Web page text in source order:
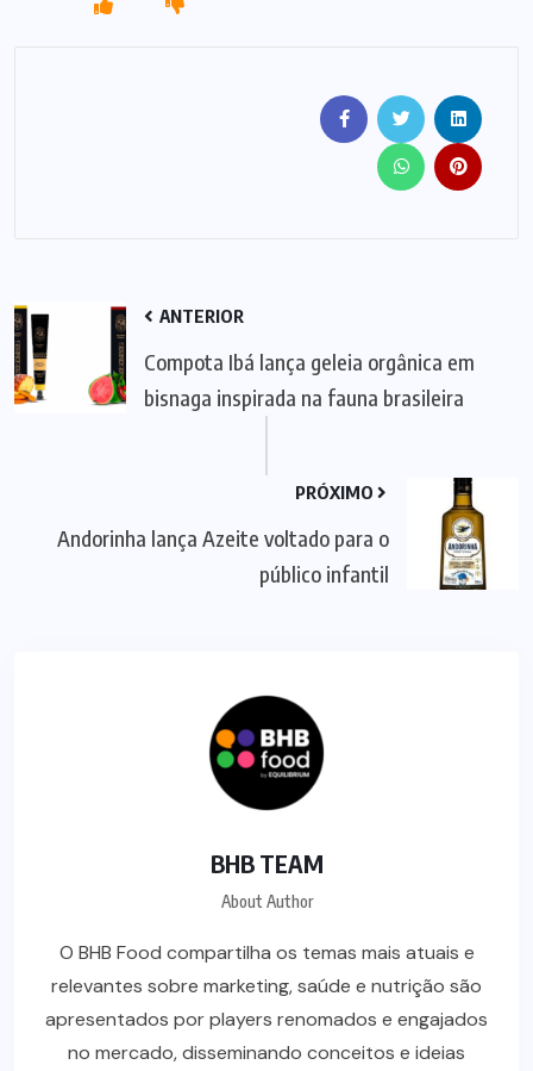
ANTERIOR
Compota Ibá lança geleia orgânica em
bisnaga inspirada na fauna brasileira
PRÓXIMO
Andorinha lança Azeite voltado para o
público infantil
BHB TEAM
About Author
O BHB Food compartilha os temas mais atuais e
relevantes sobre marketing, saúde e nutrição são
apresentados por players renomados e engajados
no mercado, disseminando conceitos e ideias